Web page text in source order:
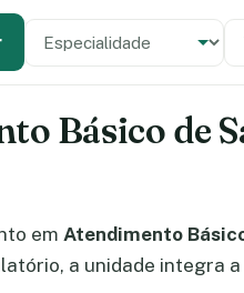
Especialidade
Tipo de unidade
Básico de
em Atendimento
a unidade integra